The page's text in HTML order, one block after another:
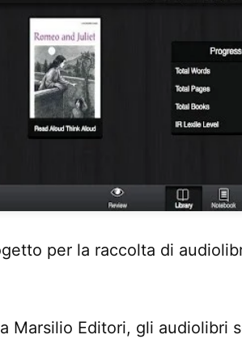
per la raccolta di
Marsilio Editori, gli audiolibri